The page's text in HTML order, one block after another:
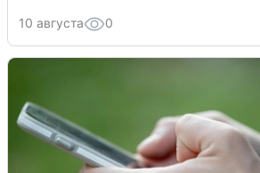
10 августа 0